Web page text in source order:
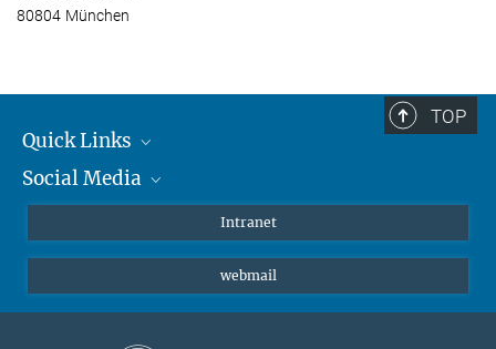
80804 München
TOP
Quick Links
Student*innen/Wissenschaftler*innen
Social Media
Bluesky
Intranet
webmail